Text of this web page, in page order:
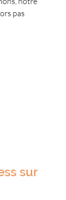
pas
sur